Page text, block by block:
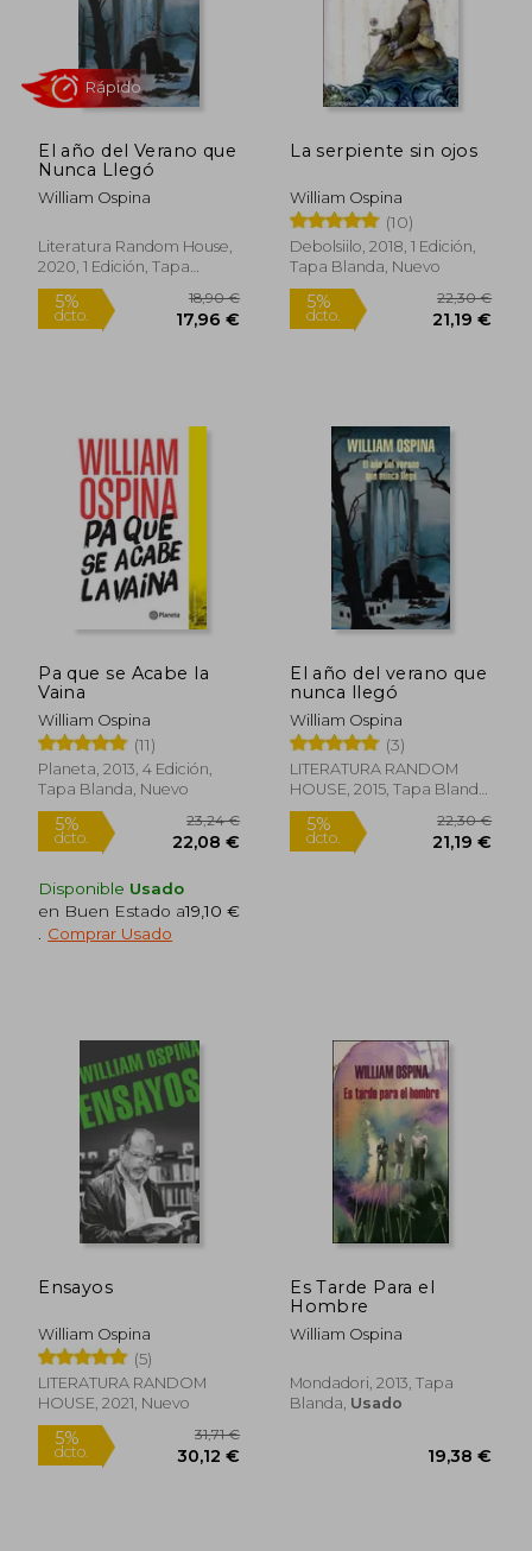
5%
dcto. dcto.
El año del Verano que
Nunca Llegó
William Ospina
Literatura Random House,
2020, 1 Edición, Tapa
Blanda, Nuevo
5%
La serpiente sin ojos
William Ospina
(10)
Debolsiilo, 2018, 1 Edición,
Tapa Blanda, Nuevo
5%
Pa que se Acabe la
Vaina
William Ospina
(11)
Planeta, 2013, 4 Edición,
Tapa Blanda, Nuevo
5%
dcto. 22,08 €
Disponible Usado
en Buen Estado a19,10 €
Comprar Usado
El año del verano que
nunca llegó
William Ospina
(3)
LITERATURA RANDOM
HOUSE, 2015, Tapa Blanda,
Nuevo
5%
dcto.
Ensayos
William Ospina
(5)
LITERATURA RANDOM
HOUSE, 2021, Nuevo
Es Tarde Para el
Hombre
William Ospina
Mondadori, 2013, Tapa
Blanda, Usado